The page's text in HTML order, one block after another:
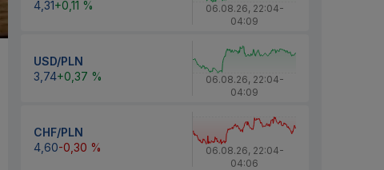
4,31+0,11 % 06.08.26, 22:04-
04:09
USD/PLN
3,74+0,37 % 06.08.26, 22:04-
04:09
CHF/PLN
4,60-0,30 % 06.08.26, 22:04-
04:06